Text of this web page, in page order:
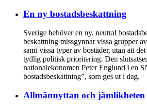
En ny bostadsbeskattning
Sverige behöver en ny, neutral
beskattning missgynnar vissa grupper
samt vissa typer av bostäder, utan att
tydlig politisk prioritering. Den
nationalekonomen Peter Englund i en
bostadsbeskattning”, som ges ut i dag.
Allmännyttan och jämlikheten